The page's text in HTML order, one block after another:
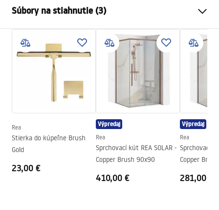
Materiál
Typ batérie
Páková
Nastavenie výšky
Áno
920 mm
mm
Výtok do vane
Áno, otočná
Systém Anti-Calc
Áno
Technológia povrchovej úpravy
prípojok
150mm
Súbory na stiahnutie (3)
Bezpečnostné informácie
Safety_Information_Shower_set.pdf
Warranty_Terms_and_Conditions_Faucets_-_5.pdf
shower_set.pdf
Rea
Stierka do kúpeľne Brush
Gold
23,00 €
Výpredaj
Rea
Sprchovací kút REA SOLAR -
Copper Brush 90x90
410,00 €
Výpredaj
Rea
Sprchovací
Copper
281,00 €